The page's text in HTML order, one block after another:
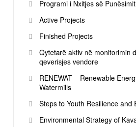
Programi i Nxitjes së Punësimit
Active Projects
Finished Projects
Qytetarë aktiv në monitorimin
qeverisjes vendore
RENEWAT – Renewable
Watermills
Steps to Youth Resilience and
Environmental Strategy of